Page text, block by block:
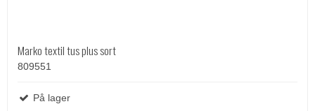
Marko textil tus plus sort
809551
På lager